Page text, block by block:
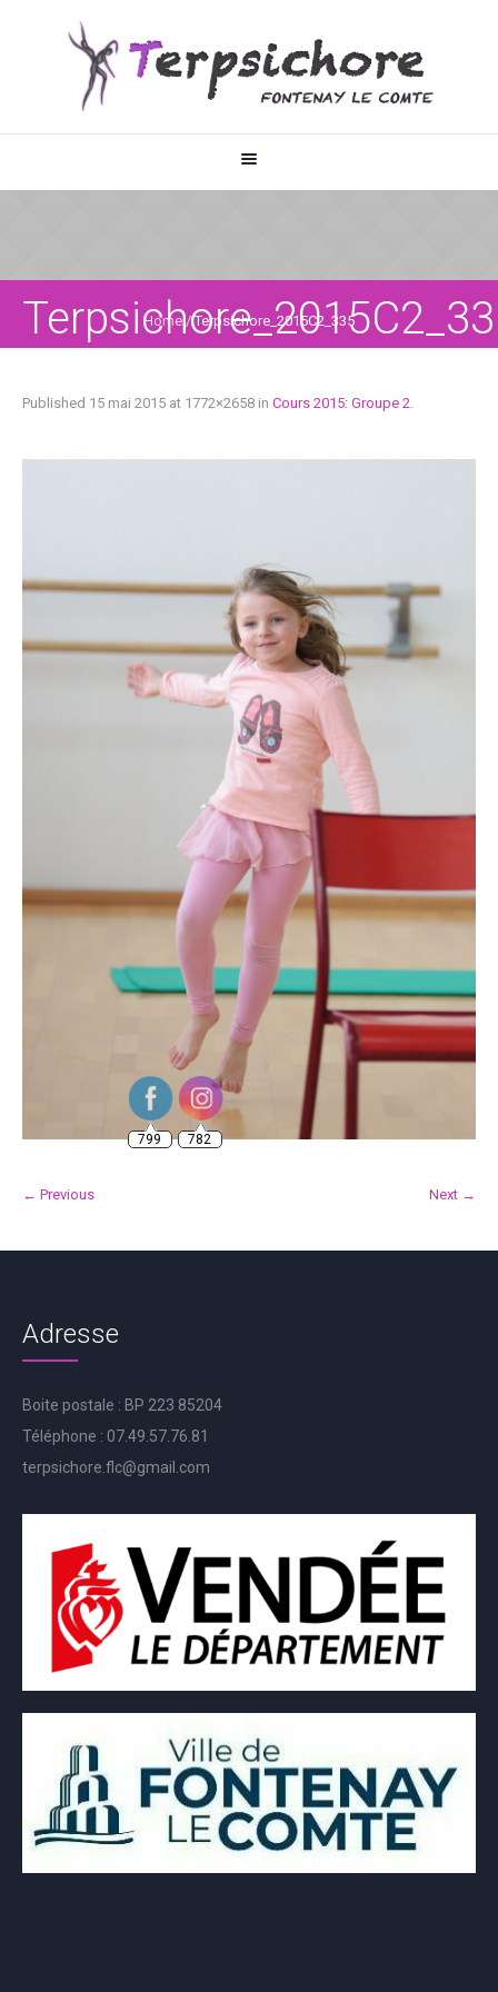
Home /Terpsichore_2015C2_335
Published 15 mai 2015 at 1772×2658 in Cours 2015: Groupe 2.
← Previous Next →
Adresse
Boite postale : BP 223 85204
Téléphone : 07.49.57.76.81
terpsichore.flc@gmail.com
799 782